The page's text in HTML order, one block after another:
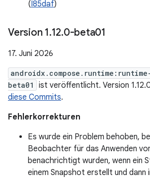
(I85daf)
Version 1.12.0-beta01
17. Juni 2026
beta01
ist veröffentlicht. Version
diese Commits.
Fehlerkorrekturen
Es wurde ein Problem behoben,
Beobachter für das Anwenden
benachrichtigt wurden, wenn ein
einem Snapshot erstellt und dann